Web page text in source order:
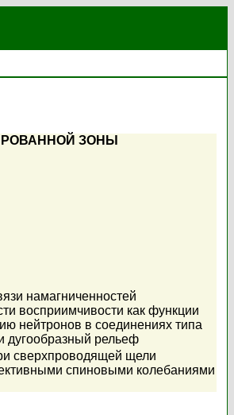
ЗОНЫ
намагниченностей
восприимчивости как функции
нейтронов в соединениях типа
дугообразный рельеф
сверхпроводящей щели
спиновыми колебаниями